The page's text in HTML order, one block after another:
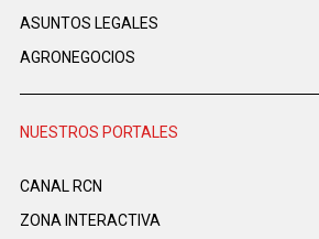
ASUNTOS LEGALES
AGRONEGOCIOS
NUESTROS PORTALES
CANAL RCN
ZONA INTERACTIVA